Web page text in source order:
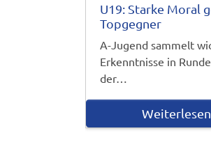
U19: Starke Moral
Topgegner
A-Jugend sammelt
Erkenntnisse in
der…
Weiterlesen